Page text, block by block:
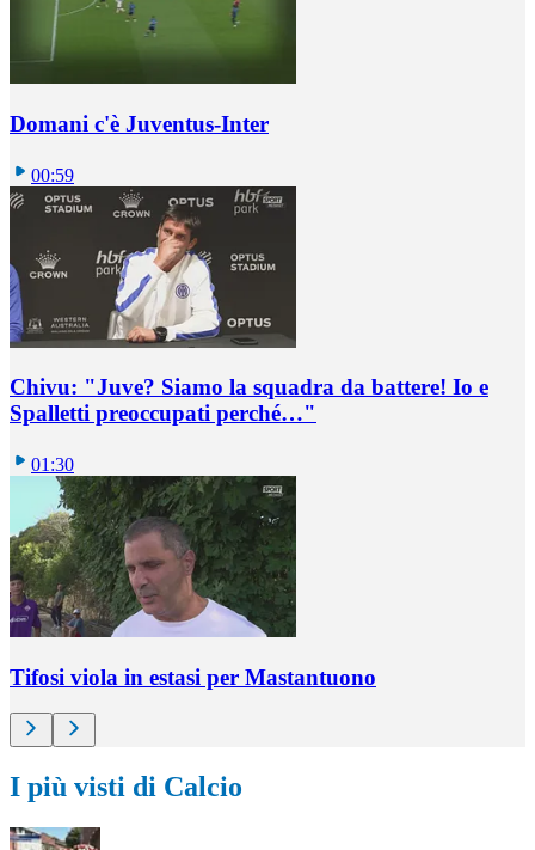
Domani c'è Juventus-Inter
00:59
Chivu: "Juve? Siamo la squadra da battere! Io e
Spalletti preoccupati perché…"
01:30
Tifosi viola in estasi per Mastantuono
I più visti di Calcio